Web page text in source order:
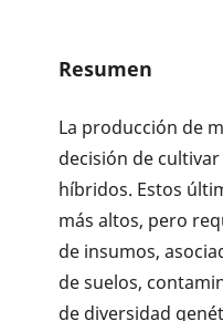
Resumen
La producción de
decisión de
híbridos. Estos
más altos, pero
de insumos,
de suelos,
de diversidad